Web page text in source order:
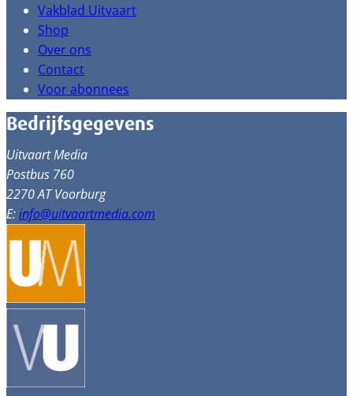
Vakblad Uitvaart
Shop
Over ons
Contact
Voor abonnees
Bedrijfsgegevens
Uitvaart Media
Postbus 760
2270 AT Voorburg
E:info@uitvaartmedia.com